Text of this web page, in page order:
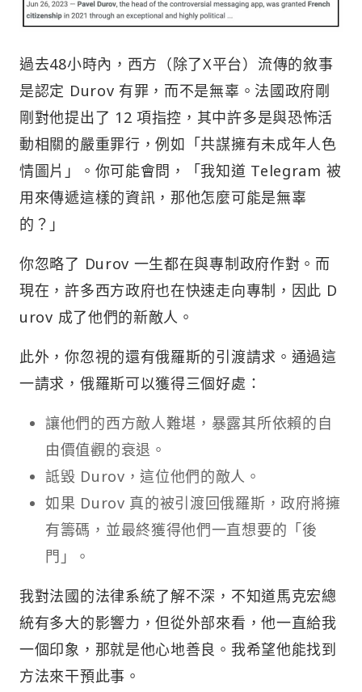
過去48小時內，西方（除了X平台）流傳的敘事
是認定 Durov 有罪，而不是無辜。法國政府剛
剛對他提出了 12 項指控，其中許多是與恐怖活
動相關的嚴重罪行，例如「共謀擁有未成年人色
情圖片」。你可能會問，「我知道 Telegram 被
用來傳遞這樣的資訊，那他怎麼可能是無辜
的？」
你忽略了 Durov 一生都在與專制政府作對。而
現在，許多西方政府也在快速走向專制，因此 D
urov 成了他們的新敵人。
此外，你忽視的還有俄羅斯的引渡請求。通過這
一請求，俄羅斯可以獲得三個好處：
讓他們的西方敵人難堪，暴露其所依賴的自
由價值觀的衰退。
詆毀 Durov，這位他們的敵人。
如果 Durov 真的被引渡回俄羅斯，政府將擁
有籌碼，並最終獲得他們一直想要的「後
門」。
我對法國的法律系統了解不深，不知道馬克宏總
統有多大的影響力，但從外部來看，他一直給我
一個印象，那就是他心地善良。我希望他能找到
方法來干預此事。